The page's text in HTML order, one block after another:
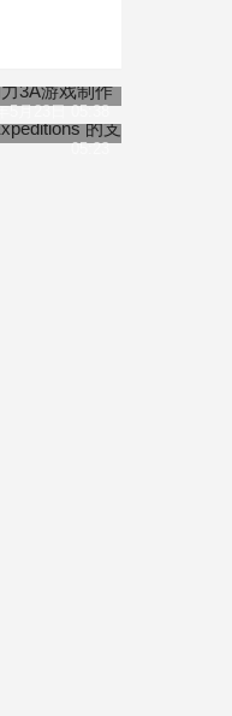
5月23日 05:38
05:23